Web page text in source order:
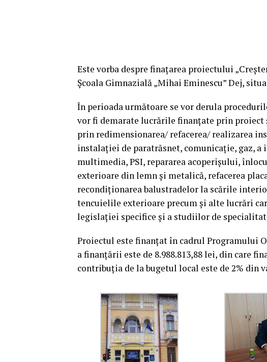
Este vorba despre finațarea proiectului
Școala Gimnazială „Mihai Eminescu” Dej,
În perioada următoare se vor derula
vor fi demarate lucrările finanțate prin proiect
prin redimensionarea/ refacerea/ realizarea
instalaţiei de paratrăsnet, comunicaţie, gaz,
multimedia, PSI, repararea acoperișului,
exterioare din lemn şi metalică, refacerea
recondiționarea balustradelor la scările
tencuielile exterioare precum și alte lucrări
legislației specifice și a studiilor de
Proiectul este finanțat în cadrul Programului
a finanțării este de 8.988.813,88 lei, din care
contribuția de la bugetul local este de 2% din